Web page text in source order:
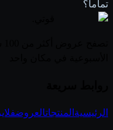
تماماً؟
الرئيسية المنتجاتالعروض